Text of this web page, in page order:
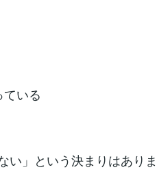
いる
」という決まりはありま